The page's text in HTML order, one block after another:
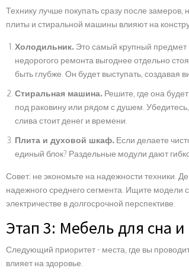
Технику лучше покупать сразу после
плиты и стиральной машины влияют на
Холодильник.Это самый крупный предмет
недорогого ремонта выгоднее отдельно
быть глубже. Он будет выступать, создавая
Стиральная машина.Решите, где она
под раковину или рядом с душем.
слива стоит денег и времени.
Плита и духовой шкаф.Если делаете
единый блок? Раздельные модули дают
Совет: не экономьте на надежности техники.
надежного среднего сегмента. Ищите модели
электричестве в долгосрочной перспективе.
Этап 3: Мебель для сна
Следующий приоритет - места, где вы
влияет на здоровье.